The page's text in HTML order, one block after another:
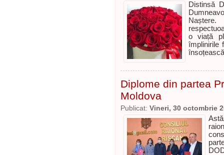
Distinsă
o viață
împlinirile
Diplome din partea
Moldova
Publicat: Vineri, 30 octombrie